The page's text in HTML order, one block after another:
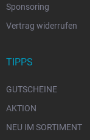
Sponsoring
Vertrag widerrufen
TIPPS
GUTSCHEINE
AKTION
NEU IM SORTIMENT